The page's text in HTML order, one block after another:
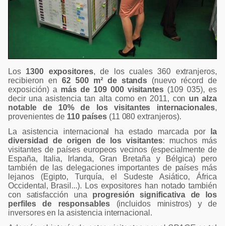
Los 1300 expositores, de los cuales 360 extranjeros,
recibieron en 62 500 m² de stands (nuevo récord de
exposición) a más de 109 000 visitantes (109 035), es
decir una asistencia tan alta como en 2011, con un alza
notable de 10% de los visitantes internacionales,
provenientes de 110 países(11 080 extranjeros).
La asistencia internacional ha estado marcada por
la
diversidad de origen de los visitantes: muchos más
visitantes de países europeos vecinos (especialmente de
España, Italia, Irlanda, Gran Bretaña y Bélgica) pero
también de las delegaciones importantes de países más
lejanos (Egipto, Turquía, el Sudeste Asiático, África
Occidental, Brasil...). Los expositores han notado también
con satisfacción una progresión significativa de los
perfiles de responsables (incluidos ministros) y de
inversores en la asistencia internacional.